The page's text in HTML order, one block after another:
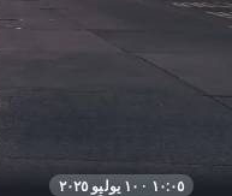
١٠:٠٥ · ١٠ يوليو ٢٠٢٥